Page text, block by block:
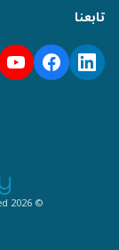
تابعنا
© 2026 by Get2Germany GmbH, All Rights Reserved